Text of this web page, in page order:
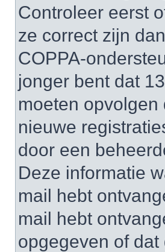
Controleer eerst
ze correct zijn
COPPA-
jonger bent dat
moeten
nieuwe
door een
Deze informatie
mail hebt
mail hebt
opgegeven of